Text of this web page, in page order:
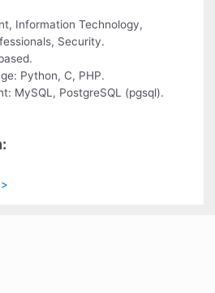
Information Technology,
Security.
Python, C, PHP.
MySQL, PostgreSQL (pgsql).